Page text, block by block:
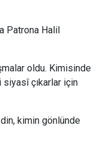
Patrona Halil
oldu. Kimisinde
siyasî çıkarlar için
kimin gönlünde